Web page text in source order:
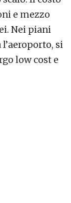
e mezzo
Nei piani
si
low cost e